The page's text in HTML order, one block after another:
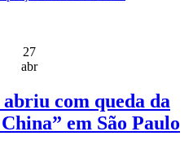
27
abr
com queda da
em São Paulo